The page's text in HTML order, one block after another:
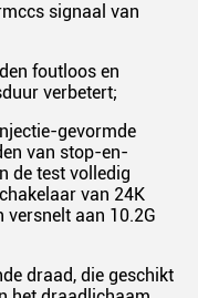
signaal van
foutloos en
verbetert;
gevormde
van stop-en-
de test volledig
van 24K
versnelt aan 10.2G
draad, die geschikt